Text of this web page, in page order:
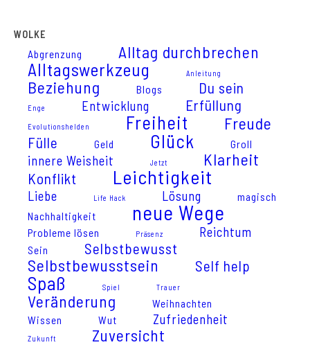
WOLKE
Abgrenzung Alltag durchbrechen
Alltagswerkzeug Anleitung
Beziehung Blogs Du sein
Enge Entwicklung Erfüllung
Evolutionshelden Freiheit Freude
Fülle Geld Glück Groll
innere Weisheit Jetzt Klarheit
Konflikt Leichtigkeit
Liebe Life Hack Lösung
magisch
Nachhaltigkeit
neue Wege
Probleme lösen Präsenz Reichtum
Sein Selbstbewusst
Selbstbewusstsein Self help
Spaß Spiel Trauer
Veränderung
Weihnachten
Wissen
Wut Zufriedenheit
Zukunft Zuversicht